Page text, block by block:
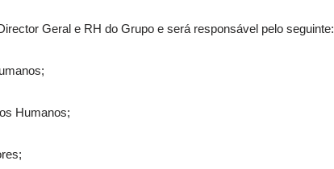
Geral e RH do Grupo e será responsável pelo seguinte:
Humanos;